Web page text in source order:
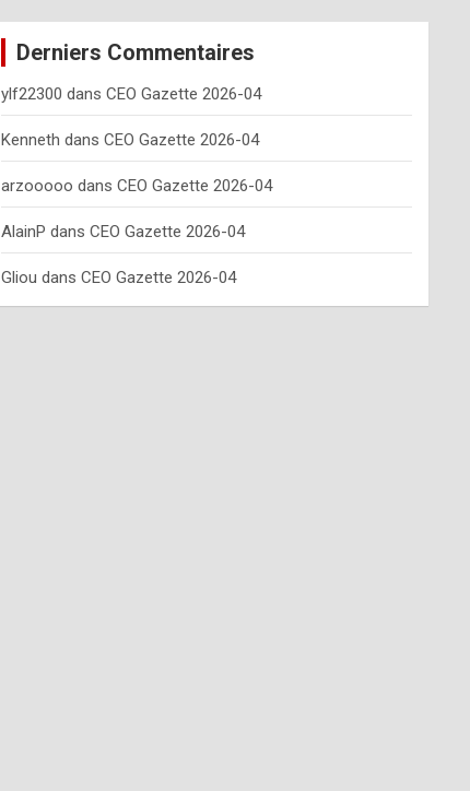
Derniers Commentaires
ylf22300 dans CEO Gazette 2026-04
Kenneth dans CEO Gazette 2026-04
arzooooo dans CEO Gazette 2026-04
AlainP dans CEO Gazette 2026-04
Gliou dans CEO Gazette 2026-04